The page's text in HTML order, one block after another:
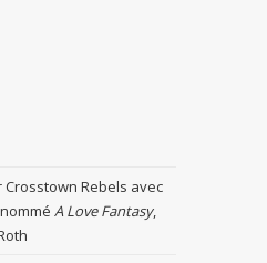
Rebels avec
A Love Fantasy,